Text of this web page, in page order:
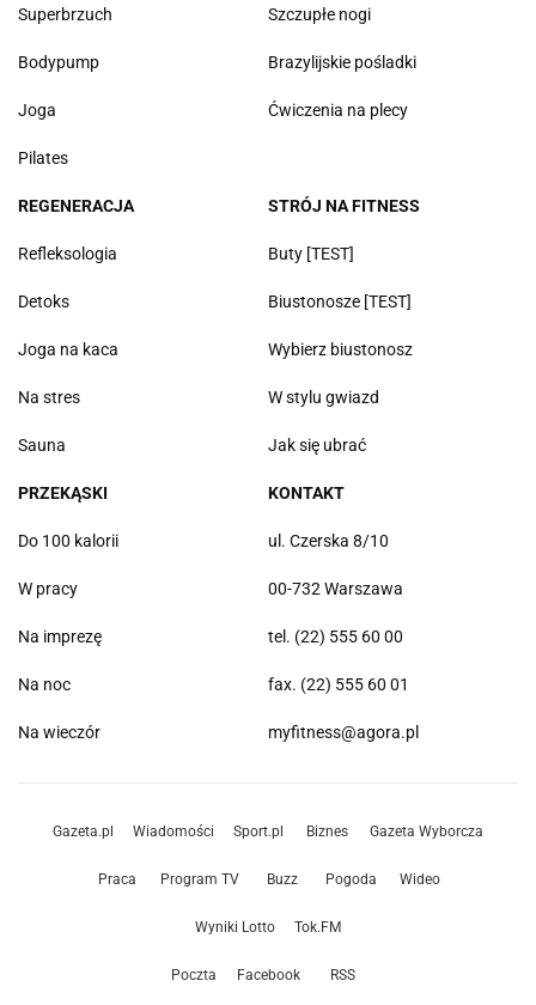
Superbrzuch
Bodypump
Joga
Pilates
Szczupłe nogi
Brazylijskie pośladki
Ćwiczenia na plecy
REGENERACJA
Refleksologia
Detoks
Joga na kaca
Na stres
Sauna
STRÓJ NA FITNESS
Buty [TEST]
Biustonosze [TEST]
Wybierz biustonosz
W stylu gwiazd
Jak się ubrać
PRZEKĄSKI
Do 100 kalorii
W pracy
Na imprezę
Na noc
Na wieczór
KONTAKT
ul. Czerska 8/10
00-732 Warszawa
tel. (22) 555 60 00
fax. (22) 555 60 01
myfitness@agora.pl
Gazeta.pl Wiadomości Sport.pl Biznes Gazeta Wyborcza
Praca Program TV Buzz Pogoda Wideo
Wyniki Lotto Tok.FM
Poczta Facebook RSS